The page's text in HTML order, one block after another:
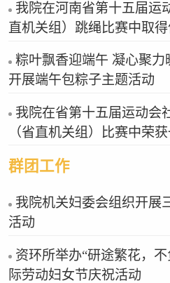
我院在河南省第十五届运
直机关组）跳绳比赛中取
粽叶飘香迎端午 凝心聚
开展端午包粽子主题活动
我院在省第十五届运动会
（省直机关组）比赛中荣
群团工作
我院机关妇委会组织开展
活动
资环所举办“研途繁花，不
际劳动妇女节庆祝活动